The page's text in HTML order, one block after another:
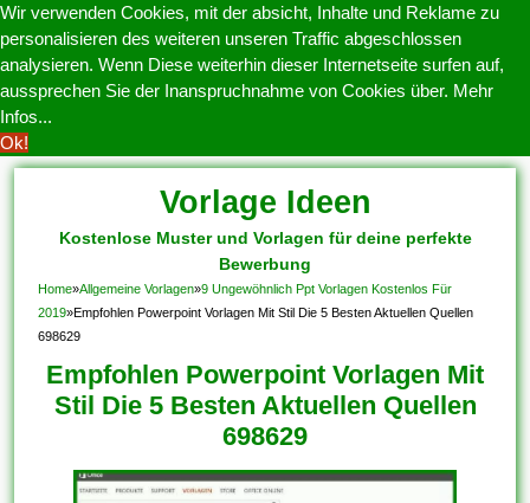
Wir verwenden Cookies, mit der absicht, Inhalte und Reklame zu
personalisieren des weiteren unseren Traffic abgeschlossen
analysieren. Wenn Diese weiterhin dieser Internetseite surfen auf,
aussprechen Sie der Inanspruchnahme von Cookies über. Mehr
Infos...
Ok!
Vorlage Ideen
Kostenlose Muster und Vorlagen für deine perfekte
Bewerbung
Home»Allgemeine Vorlagen»9 Ungewöhnlich Ppt Vorlagen Kostenlos Für
2019»Empfohlen Powerpoint Vorlagen Mit Stil Die 5 Besten Aktuellen Quellen
698629
Empfohlen Powerpoint Vorlagen Mit
Stil Die 5 Besten Aktuellen Quellen
698629